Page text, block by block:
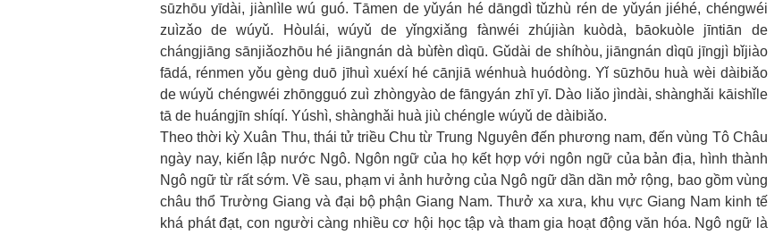
sūzhōu yīdài, jiànlìle wú guó. Tāmen de yǔyán hé dāngdì tǔzhù rén de yǔyán jiéhé, chéngwéi
zuìzǎo de wúyǔ. Hòulái, wúyǔ de yǐngxiǎng fànwéi zhújiàn kuòdà, bāokuòle jīntiān de
chángjiāng sānjiǎozhōu hé jiāngnán dà bùfèn dìqū. Gǔdài de shíhòu, jiāngnán dìqū jīngjì bǐjiào
fādá, rénmen yǒu gèng duō jīhuì xuéxí hé cānjiā wénhuà huódòng. Yǐ sūzhōu huà wèi dàibiǎo
de wúyǔ chéngwéi zhōngguó zuì zhòngyào de fāngyán zhī yī. Dào liǎo jìndài, shànghǎi kāishǐle
tā de huángjīn shíqí. Yúshì, shànghǎi huà jiù chéngle wúyǔ de dàibiǎo.
Theo thời kỳ Xuân Thu, thái tử triều Chu từ Trung Nguyên đến phương nam, đến vùng Tô Châu
ngày nay, kiến lập nước Ngô. Ngôn ngữ của họ kết hợp với ngôn ngữ của bản địa, hình thành
Ngô ngữ từ rất sớm. Về sau, phạm vi ảnh hưởng của Ngô ngữ dần dần mở rộng, bao gồm vùng
châu thổ Trường Giang và đại bộ phận Giang Nam. Thưở xa xưa, khu vực Giang Nam kinh tế
khá phát đạt, con người càng nhiều cơ hội học tập và tham gia hoạt động văn hóa. Ngô ngữ là